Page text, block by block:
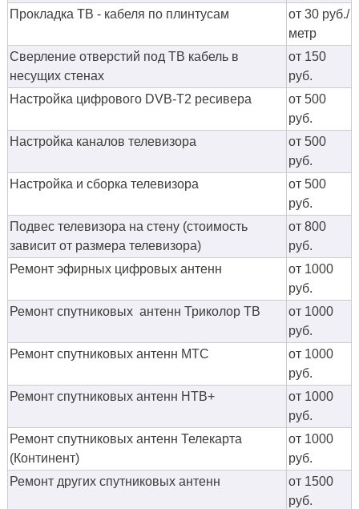
Прокладка ТВ - кабеля по плинтусам
от 30 руб./
метр
Сверление отверстий под ТВ кабель в
несущих стенах
от 150
руб.
Настройка цифрового DVB-T2 ресивера
от 500
руб.
Настройка каналов телевизора
от 500
руб.
Настройка и сборка телевизора
от 500
руб.
Подвес телевизора на стену (стоимость
зависит от размера телевизора)
от 800
руб.
Ремонт эфирных цифровых антенн
от 1000
руб.
Ремонт спутниковых антенн Триколор ТВ
от 1000
руб.
Ремонт спутниковых антенн МТС
от 1000
руб.
Ремонт спутниковых антенн НТВ+
от 1000
руб.
Ремонт спутниковых антенн Телекарта
(Континент)
от 1000
руб.
Ремонт других спутниковых антенн
от 1500
руб.